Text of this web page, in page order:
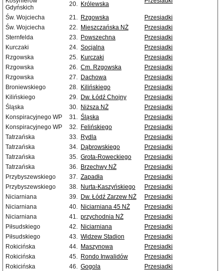
Gdyńskich
20. Królewska
Św. Wojciecha 21. Rzgowska
Przesiadki
Św. Wojciecha
22. Mieszczańska NŻ
Przesiadki
Sternfelda
23. Powszechna
Przesiadki
Kurczaki
24. Socjalna
Przesiadki
Rzgowska
25. Kurczaki
Przesiadki
Rzgowska
26. Cm. Rzgowska
Przesiadki
Rzgowska
27. Dachowa
Przesiadki
Broniewskiego
28. Kilińskiego
Przesiadki
Kilińskiego
29. Dw. Łódź Chojny
Przesiadki
Śląska
30. Niższa NŻ
Przesiadki
Konspiracyjnego WP
31. Śląska
Przesiadki
Konspiracyjnego WP
32. Felińskiego
Przesiadki
Tatrzańska
33. Rydla
Przesiadki
Tatrzańska
34. Dąbrowskiego
Przesiadki
Tatrzańska
35. Grota-Roweckiego
Przesiadki
Tatrzańska
36. Brzechwy NŻ
Przesiadki
Przybyszewskiego
37. Zapadła
Przesiadki
Przybyszewskiego
38. Nurta-Kaszyńskiego
Przesiadki
Niciarniana
39. Dw. Łódź Zarzew NŻ
Przesiadki
Niciarniana
40. Niciarniana 45 NŻ
Przesiadki
Niciarniana
41. przychodnia NŻ
Przesiadki
Piłsudskiego
42. Niciarniana
Przesiadki
Piłsudskiego
43. Widzew Stadion
Przesiadki
Rokicińska
44. Maszynowa
Przesiadki
Rokicińska
45. Rondo Inwalidów
Przesiadki
Rokicińska
46. Gogola
Przesiadki